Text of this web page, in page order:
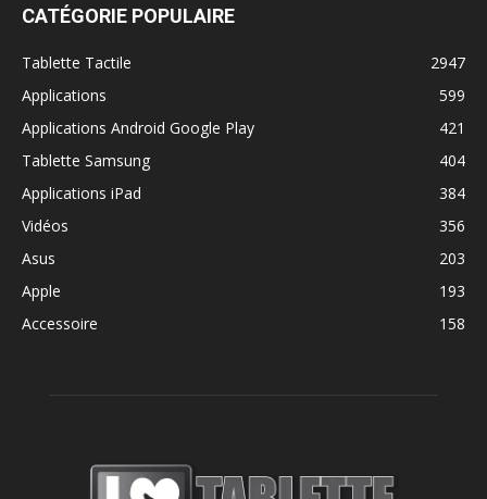
CATÉGORIE POPULAIRE
Tablette Tactile
2947
Applications
599
Applications Android Google Play
421
Tablette Samsung
404
Applications iPad
384
Vidéos
356
Asus
203
Apple
193
Accessoire
158